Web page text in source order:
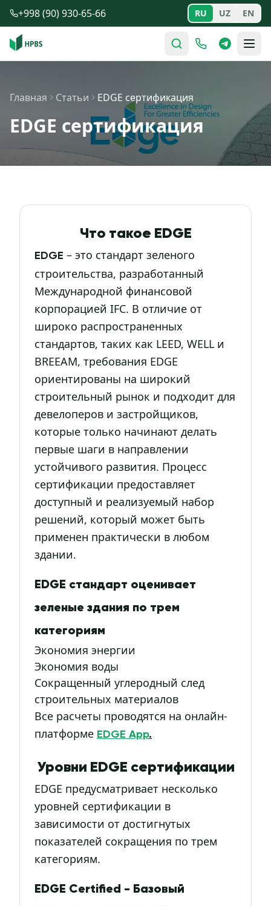
Перейти к содержимому
+998 (90) 930-65-66 RU UZ EN
Главная Статьи EDGE сертификация
EDGE сертификация
Что такое EDGE
EDGE – это стандарт зеленого
строительства, разработанный
Международной финансовой
корпорацией IFC. В отличие от
широко распространенных
стандартов, таких как LEED, WELL и
BREEAM, требования EDGE
ориентированы на широкий
строительный рынок и подходит для
девелоперов и застройщиков,
которые только начинают делать
первые шаги в направлении
устойчивого развития. Процесс
сертификации предоставляет
доступный и реализуемый набор
решений, который может быть
применен практически в любом
здании.
EDGE стандарт оценивает
зеленые здания по трем
категориям
Экономия энергии
Экономия воды
Сокращенный углеродный след
строительных материалов
Все расчеты проводятся на онлайн-
платформе EDGE App.
Уровни EDGE сертификации
EDGE предусматривает несколько
уровней сертификации в
зависимости от достигнутых
показателей сокращения по трем
категориям.
EDGE Certified - Базовый